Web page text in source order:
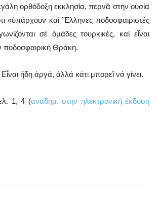
ὀρθόδοξη ἐκκλησία, περνᾶ στήν οὐσία
«ὑπάρχουν καί Ἕλληνες ποδοσφαιριστές
σέ ὁμάδες τουρκικές, καί εἶναι
ποδοσφαιρική Θράκη.
ἤδη ἀργά, ἀλλά κάτι μπορεῖ νά γίνει.
1, 4 (αναδημ. στην ηλεκτρονική έκδοση